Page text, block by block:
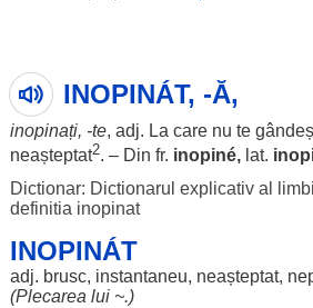
INOPINÁT, -Ă,
inopinați, -te, adj. La care nu te
neașteptat2. – Din fr. inopiné, lat.
Dictionar: Dictionarul explicativ al
definitia inopinat
INOPINÁT
adj. brusc, instantaneu, neașteptat,
(Plecarea lui ~.)